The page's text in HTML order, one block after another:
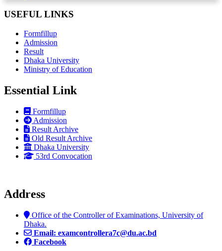
USEFUL LINKS
Formfillup
Admission
Result
Dhaka University
Ministry of Education
Essential Link
Formfillup
Admission
Result Archive
Old Result Archive
Dhaka University
53rd Convocation
Address
Office of the Controller of Examinations, University of
Dhaka.
Email: examcontrollera7c@du.ac.bd
Facebook